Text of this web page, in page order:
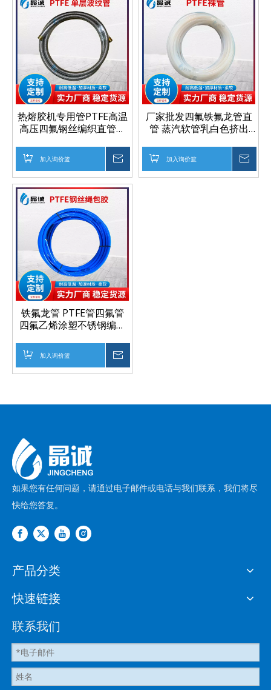
热熔胶机专用管PTFE高温
高压四氟钢丝编织直管工
加入询价篮
厂家批发四氟铁氟龙管直
管 蒸汽软管乳白色挤出
加入询价篮
铁氟龙管 PTFE管四氟管
四氟乙烯涂塑不锈钢编织
加入询价篮
如果您有任何问题，请通过电子邮件或电话与我们联系，我们将尽
快给您答复。
产品分类
快速链接
联系我们